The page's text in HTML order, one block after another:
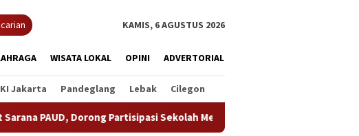
KAMIS, 6 AGUSTUS 2026
WISATA LOKAL OPINI ADVERTORIAL
Jakarta Pandeglang Lebak Cilegon
Partisipasi Sekolah Meningkat Pemkot Tangsel Matangkan